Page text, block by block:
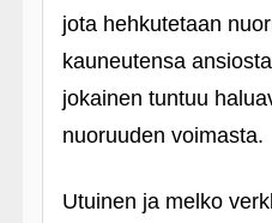
jota hehkutetaan
kauneutensa
jokainen tuntuu
nuoruuden voimasta.
Utuinen ja melko